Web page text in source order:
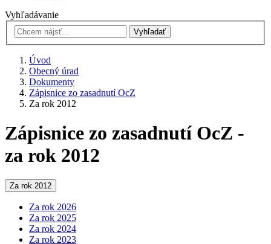
Vyhľadávanie
Vyhľadať
Úvod
Obecný úrad
Dokumenty
Zápisnice zo zasadnutí OcZ
Za rok 2012
Zápisnice zo zasadnutí OcZ -
za rok 2012
Za rok 2012
Za rok 2026
Za rok 2025
Za rok 2024
Za rok 2023